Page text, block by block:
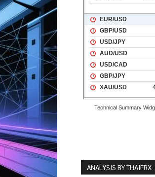
Technical Summary
ANALYSIS BY THAIFRX